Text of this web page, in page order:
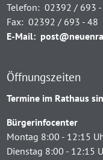
Telefon: 02392 / 693 -
Fax: 02392 / 693 - 48
E-Mail:
Öffnungszeiten
Termine im Rathaus
Bürgerinfocenter
Montag 8:00 - 12:15
Dienstag 8:00 - 12:15